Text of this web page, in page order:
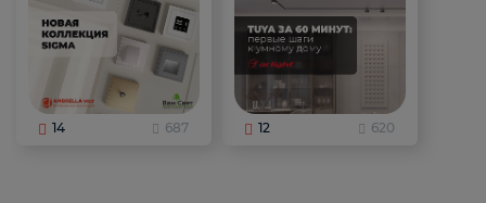
14 687 12 620